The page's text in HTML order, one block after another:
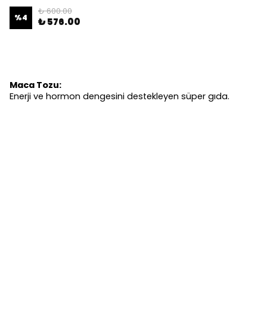
%4
₺ 600.00
₺ 576.00
Maca Tozu:
Enerji ve hormon dengesini destekleyen süper gıda.